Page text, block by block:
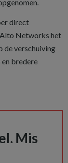
direct
Networks het
de verschuiving
bredere
Mis